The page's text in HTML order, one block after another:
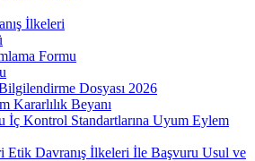
İlkeleri
Formu
Dosyası 2026
Kararlılık Beyanı
İç Kontrol Standartlarına Uyum Eylem
Etik Davranış İlkeleri İle Başvuru Usul ve